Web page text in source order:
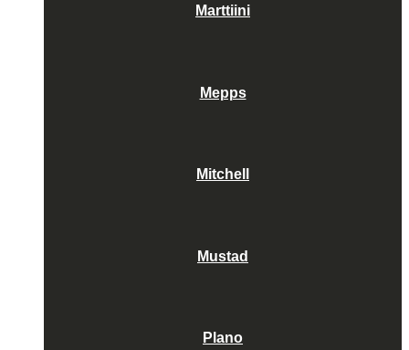
Marttiini
Mepps
Mitchell
Mustad
Plano